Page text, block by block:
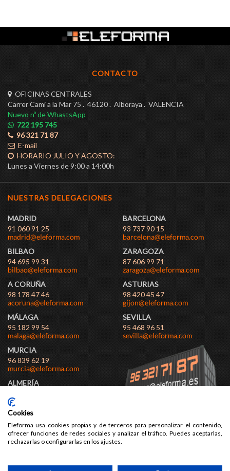
CONTACTO
OFICINAS CENTRALES
Carrer Cami a la Mar 75 . 46120 . Alboraya . VALENCIA
Nuevo nº de WhastsApp
722 195 745
96 321 71 87
E-mail
HORARIO JULIO Y AGOSTO:
Lunes a Viernes de 9:00 a 14:00h
NUESTRAS DELEGACIONES
MADRID
91 060 91 25
BILBAO
94 695 99 31
BARCELONA
93 737 90 15
ZARAGOZA
87 606 99 71
A CORUÑA
98 178 47 46
MÁLAGA
95 182 99 54
ASTURIAS
98 420 45 47
SEVILLA
95 468 96 51
MURCIA
96 839 62 19
ALMERÍA
POLÍTICA DE PRIVACIDAD
Cookies
Eleforma usa cookies propias y de terceros para personalizar el contenido,
ofrecer funciones de redes sociales y analizar el tráfico. Puedes aceptarlas,
rechazarlas o configurarlas en los ajustes.